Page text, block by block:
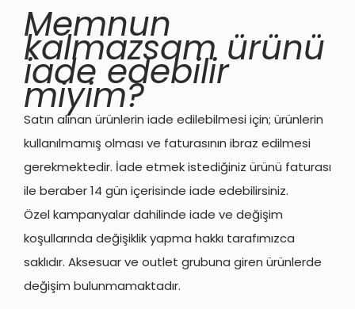
Memnun
kalmazsam ürünü
iade edebilir
miyim?
Satın alınan ürünlerin iade edilebilmesi için; ürünlerin
kullanılmamış olması ve faturasının ibraz edilmesi
gerekmektedir. İade etmek istediğiniz ürünü faturası
ile beraber 14 gün içerisinde iade edebilirsiniz.
Özel kampanyalar dahilinde iade ve değişim
koşullarında değişiklik yapma hakkı tarafımızca
saklıdır. Aksesuar ve outlet grubuna giren ürünlerde
değişim bulunmamaktadır.